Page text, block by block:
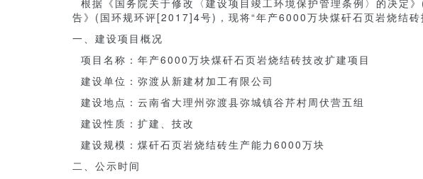
根据《国务院关于修改〈建设项目竣工环境保护管理条例〉的决定
告》(国环规环评[2017]4号)，现将“年产6000万块煤矸石页岩烧结砖
一、建设项目概况
项目名称：年产6000万块煤矸石页岩烧结砖技改扩建项目
建设单位：弥渡从新建材加工有限公司
建设地点：云南省大理州弥渡县弥城镇谷芹村周伏营五组
建设性质：扩建、技改
建设规模：煤矸石页岩烧结砖生产能力6000万块
二、公示时间